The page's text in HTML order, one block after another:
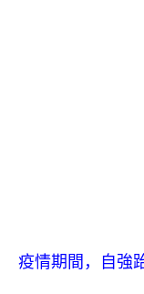
疫情期間，自強